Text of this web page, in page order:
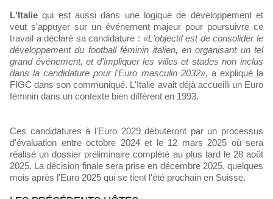
L'Italiequi est aussi dans une logique de développement et
veut s'appuyer sur un événement majeur pour poursuivre ce
travail a déclaré sa candidature : «L'objectif est de consolider le
développement du football féminin italien, en organisant un tel
grand événement, et d'impliquer les villes et stades non inclus
dans la candidature pour l'Euro masculin 2032», a expliqué la
FIGC dans son communiqué. L'Italie avait déjà accueilli un Euro
féminin dans un contexte bien différent en 1993.
Ces candidatures à l'Euro 2029 débuteront par un processus
d'évaluation entre octobre 2024 et le 12 mars 2025 où sera
réalisé un dossier préliminaire complété au plus tard le 28 août
2025. La décision finale sera prise en décembre 2025, quelques
mois après l'Euro 2025 qui se tient l'été prochain en Suisse.